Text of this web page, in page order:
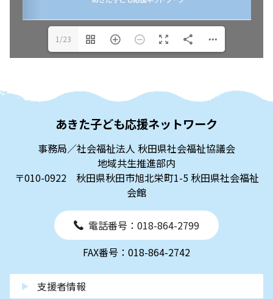
1/23
あきた子ども応援ネットワーク
事務局／社会福祉法人 秋田県社会福祉協議会
地域共生推進部内
〒010-0922 秋田県秋田市旭北栄町1-5 秋田県社会福祉
会館
電話番号：018-864-2799
FAX番号：018-864-2742
支援者情報